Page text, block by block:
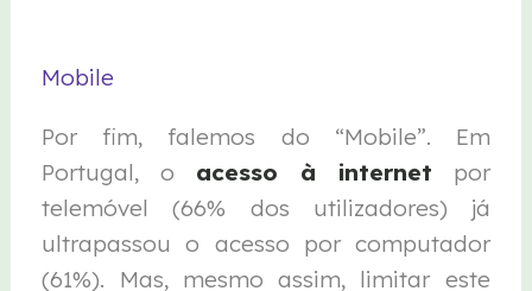
Mobile
Por fim, falemos do “Mobile”. Em
Portugal, o
acesso à internet
por
telemóvel (66% dos utilizadores) já
ultrapassou o acesso por computador
(61%). Mas, mesmo assim, limitar este